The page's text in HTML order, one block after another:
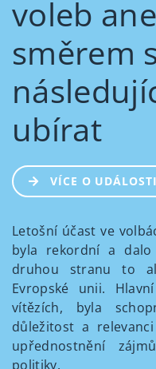
voleb
směrem
ubírat
VÍCE O UDÁLOSTI
Letošní účast ve
byla rekordní a
druhou stranu to
Evropské unii.
vítězích, byla
důležitost a
upřednostnění
politiky.